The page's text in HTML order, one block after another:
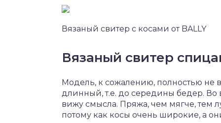
Вязаный свитер с косами от BALLY
Вязаный свитер
Модель, к сожалению, полностью не
длинный, т.е. до середины бедер. Во
вижу смысла. Пряжа, чем мягче, тем
потому как косы очень широкие, а